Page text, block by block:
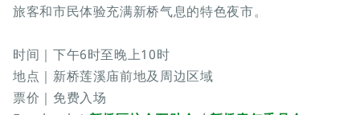
旅客和市民体验充满新桥气息的特色夜市。
时间｜下午6时至晚上10时
地点｜新桥莲溪庙前地及周边区域
票价｜免费入场